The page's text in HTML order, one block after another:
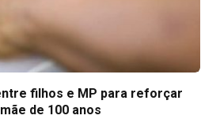
filhos e MP para reforçar
de 100 anos